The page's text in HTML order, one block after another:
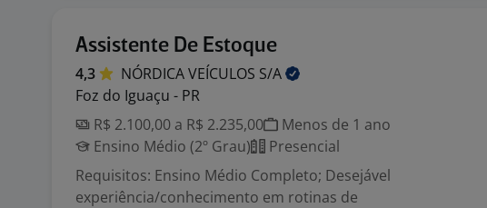
Assistente De Estoque
4,3 NÓRDICA VEÍCULOS S/A
Foz do Iguaçu - PR
R$ 2.100,00 a R$ 2.235,00
Menos de 1 ano
Ensino Médio (2º Grau)
Presencial
Requisitos: Ensino Médio Completo; Desejável
experiência/conhecimento em rotinas de